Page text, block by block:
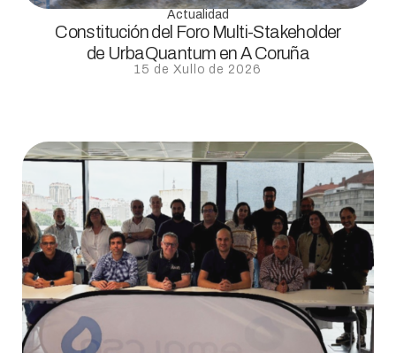
Actualidad
Constitución del Foro Multi-Stakeholder
de UrbaQuantum en A Coruña
15 de Xullo de 2026